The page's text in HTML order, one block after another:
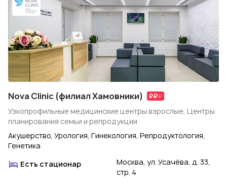
Nova Clinic (филиал Хамовники)
Узкопрофильные медицинские центры взрослые, Центры
планирования семьи и репродукции
Акушерство, Урология, Гинекология, Репродуктология,
Генетика
Есть стационар
Москва, ул. Усачёва, д. 33,
стр. 4